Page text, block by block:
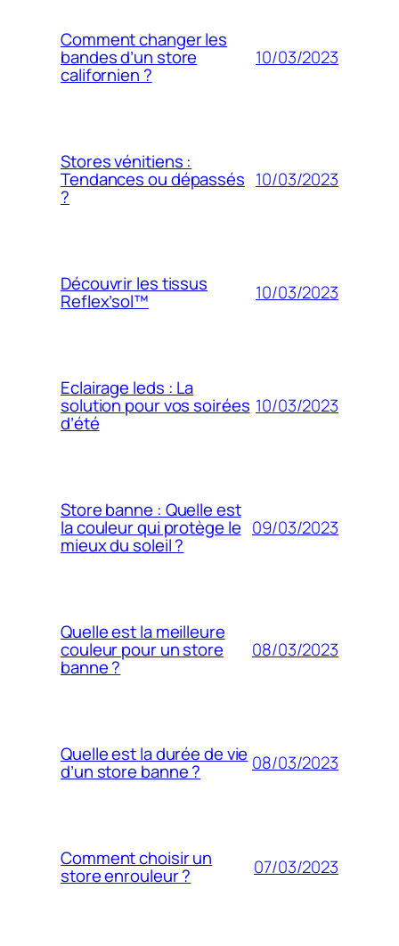
Comment changer les
bandes d’un store
californien ?
10/03/2023
Stores vénitiens :
Tendances ou dépassés
?
10/03/2023
Découvrir les tissus
Reflex’sol™ 10/03/2023
Eclairage leds : La
solution pour vos soirées
d’été
10/03/2023
Store banne : Quelle est
la couleur qui protège le
mieux du soleil ?
09/03/2023
Quelle est la meilleure
couleur pour un store
banne ?
08/03/2023
Quelle est la durée de vie
d’un store banne ? 08/03/2023
Comment choisir un
store enrouleur ? 07/03/2023